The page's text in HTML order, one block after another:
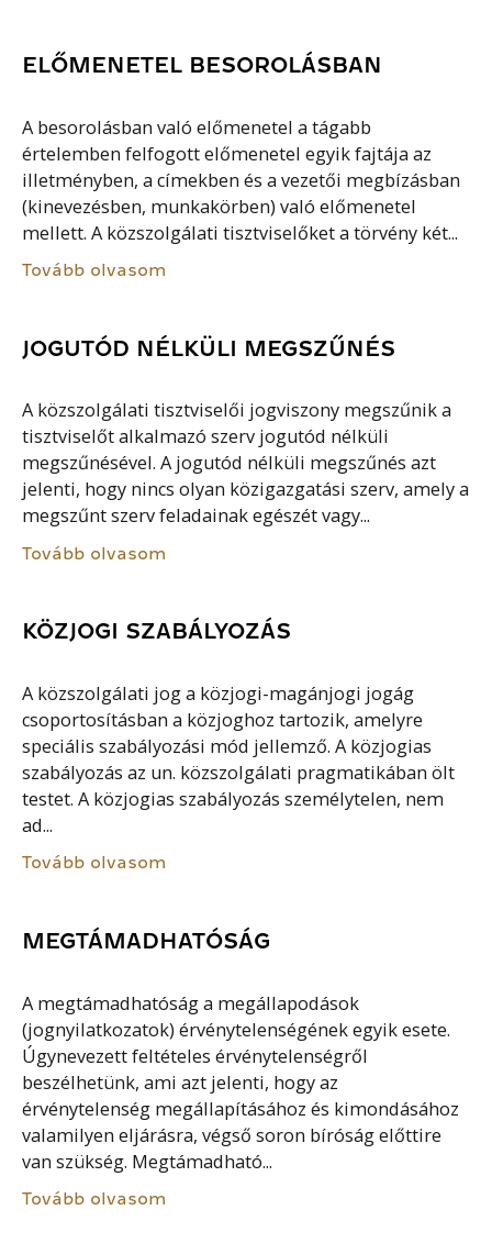
ELŐMENETEL BESOROLÁSBAN
A besorolásban való előmenetel a tágabb
értelemben felfogott előmenetel egyik fajtája az
illetményben, a címekben és a vezetői megbízásban
(kinevezésben, munkakörben) való előmenetel
mellett. A közszolgálati tisztviselőket a törvény két...
Tovább olvasom
JOGUTÓD NÉLKÜLI MEGSZŰNÉS
A közszolgálati tisztviselői jogviszony megszűnik a
tisztviselőt alkalmazó szerv jogutód nélküli
megszűnésével. A jogutód nélküli megszűnés azt
jelenti, hogy nincs olyan közigazgatási szerv, amely a
megszűnt szerv feladainak egészét vagy...
Tovább olvasom
KÖZJOGI SZABÁLYOZÁS
A közszolgálati jog a közjogi-magánjogi jogág
csoportosításban a közjoghoz tartozik, amelyre
speciális szabályozási mód jellemző. A közjogias
szabályozás az un. közszolgálati pragmatikában ölt
testet. A közjogias szabályozás személytelen, nem
ad...
Tovább olvasom
MEGTÁMADHATÓSÁG
A megtámadhatóság a megállapodások
(jognyilatkozatok) érvénytelenségének egyik esete.
Úgynevezett feltételes érvénytelenségről
beszélhetünk, ami azt jelenti, hogy az
érvénytelenség megállapításához és kimondásához
valamilyen eljárásra, végső soron bíróság előttire
van szükség. Megtámadható...
Tovább olvasom